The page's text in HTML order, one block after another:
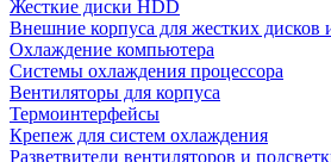
Жесткие диски HDD
Внешние корпуса для жестких дисков
Охлаждение компьютера
Системы охлаждения процессора
Вентиляторы для корпуса
Термоинтерфейсы
Крепеж для систем охлаждения
Разветвители вентиляторов и